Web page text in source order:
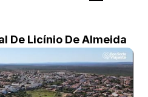
De Licínio De Almeida